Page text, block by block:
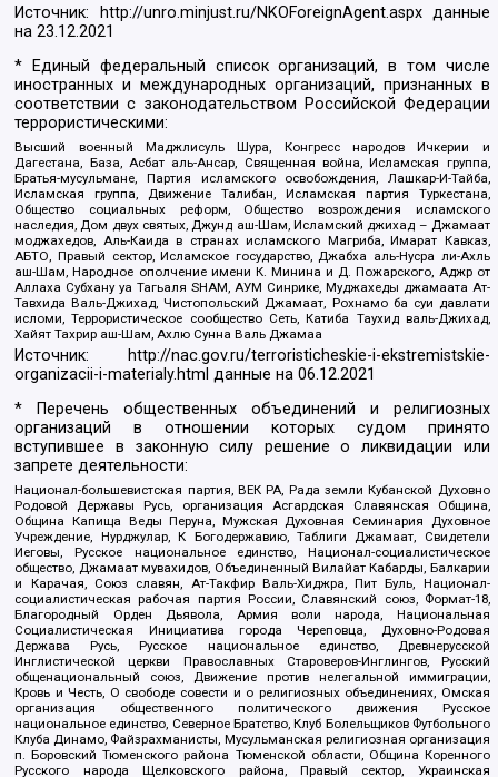
Источник: http://unro.minjust.ru/NKOForeignAgent.aspxданные
на23.12.2021
* Единый федеральный список организаций, в том числе
иностранных и международных организаций, признанных в
соответствии с законодательством Российской Федерации
террористическими:
Высший военный Маджлисуль Шура, Конгресс народов Ичкерии и
Дагестана, База, Асбат аль-Ансар, Священная война, Исламская группа,
Братья-мусульмане, Партия исламского освобождения, Лашкар-И-Тайба,
Исламская группа, Движение Талибан, Исламская партия Туркестана,
Общество социальных реформ, Общество возрождения исламского
наследия, Дом двух святых, Джунд аш-Шам, Исламский джихад – Джамаат
моджахедов, Аль-Каида в странах исламского Магриба, Имарат Кавказ,
АБТО, Правый сектор, Исламское государство, Джабха аль-Нусра ли-Ахль
аш-Шам, Народное ополчение имени К. Минина и Д. Пожарского, Аджр от
Аллаха Субхану уа Тагьаля SHAM, АУМ Синрике, Муджахеды джамаата Ат-
Тавхида Валь-Джихад, Чистопольский Джамаат, Рохнамо ба суи давлати
исломи, Террористическое сообщество Сеть, Катиба Таухид валь-Джихад,
Хайят Тахрир аш-Шам, Ахлю Сунна Валь Джамаа
Источник:
http://nac.gov.ru/terroristicheskie-i-ekstremistskie-
organizacii-i-materialy.html данные на06.12.2021
* Перечень общественных объединений и религиозных
организаций в отношении которых судом принято
вступившее в законную силу решение о ликвидации или
запрете деятельности:
Национал-большевистская партия, ВЕК РА, Рада земли Кубанской Духовно
Родовой Державы Русь, организация Асгардская Славянская Община,
Община Капища Веды Перуна, Мужская Духовная Семинария Духовное
Учреждение, Нурджулар, К Богодержавию, Таблиги Джамаат, Свидетели
Иеговы, Русское национальное единство, Национал-социалистическое
общество, Джамаат мувахидов, Объединенный Вилайат Кабарды, Балкарии
и Карачая, Союз славян, Ат-Такфир Валь-Хиджра, Пит Буль, Национал-
социалистическая рабочая партия России, Славянский союз, Формат-18,
Благородный Орден Дьявола, Армия воли народа, Национальная
Социалистическая Инициатива города Череповца, Духовно-Родовая
Держава Русь, Русское национальное единство, Древнерусской
Инглистической церкви Православных Староверов-Инглингов, Русский
общенациональный союз, Движение против нелегальной иммиграции,
Кровь и Честь, О свободе совести и о религиозных объединениях, Омская
организация общественного политического движения Русское
национальное единство, Северное Братство, Клуб Болельщиков Футбольного
Клуба Динамо, Файзрахманисты, Мусульманская религиозная организация
п. Боровский Тюменского района Тюменской области, Община Коренного
Русского народа Щелковского района, Правый сектор, Украинская